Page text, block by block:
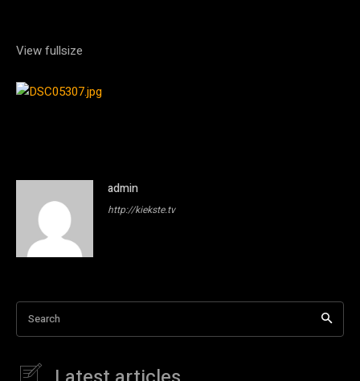
View fullsize
admin
http://kiekste.tv
Search